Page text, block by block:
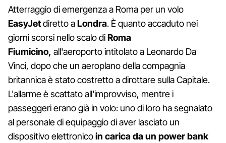
Atterraggio di emergenza a Roma per un volo
EasyJetdiretto aLondra. È quanto accaduto nei
giorni scorsi nello scalo diRoma
Fiumicino, all'aeroporto intitolato a Leonardo Da
Vinci, dopo che un aeroplano della compagnia
britannica è stato costretto a dirottare sulla Capitale.
L'allarme è scattato all'improvviso, mentre i
passeggeri erano già in volo: uno di loro ha segnalato
al personale di equipaggio di aver lasciato un
dispositivo elettronicoin carica da un power bank